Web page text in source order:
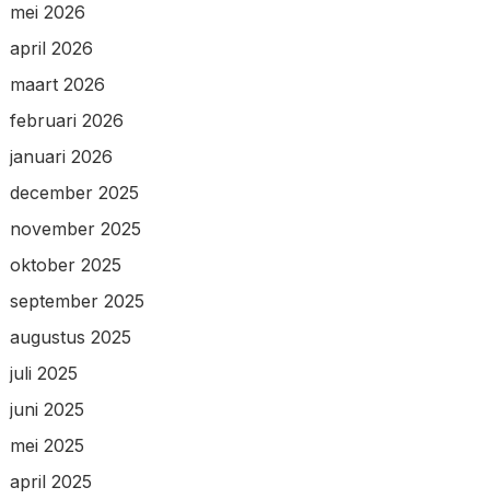
mei 2026
april 2026
maart 2026
februari 2026
januari 2026
december 2025
november 2025
oktober 2025
september 2025
augustus 2025
juli 2025
juni 2025
mei 2025
april 2025